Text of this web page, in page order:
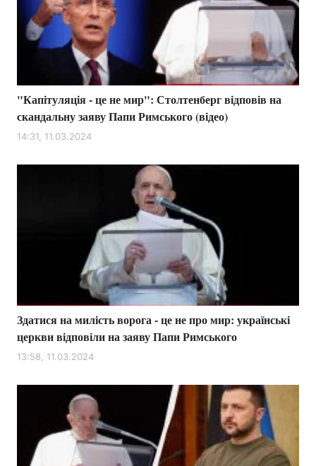
"Капітуляція - це не мир": Столтенберг відповів на
скандальну заяву Папи Римського (відео)
14:31, 11.03.2024
Здатися на милість ворога - це не про мир: українські
церкви відповіли на заяву Папи Римського
13:58, 11.03.2024